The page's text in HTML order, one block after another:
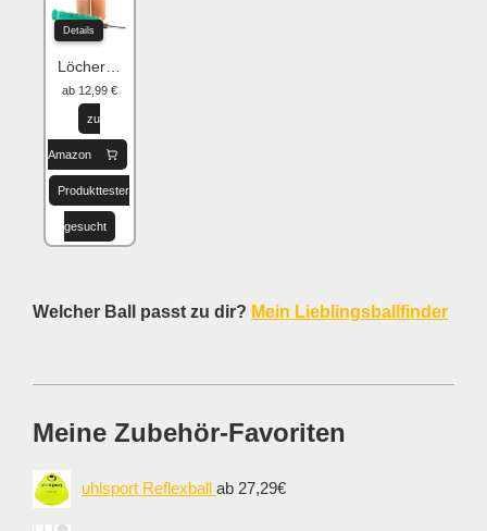
Details
Löcher flicken
ab 12,99 €
zu
Amazon
Produkttester
gesucht
Welcher Ball passt zu dir? Mein Lieblingsballfinder
Meine Zubehör-Favoriten
uhlsport Reflexball ab 27,29€